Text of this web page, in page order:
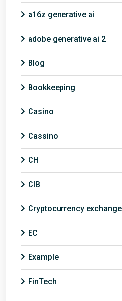
a16z generative ai
adobe generative ai 2
Blog
Bookkeeping
Casino
Cassino
CH
CIB
Cryptocurrency exchange
EC
Example
FinTech